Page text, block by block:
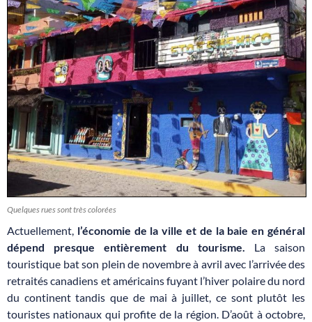
Quelques rues sont très colorées
Actuellement, l’économie de la ville et de la baie en général
dépend presque entièrement du tourisme. La saison
touristique bat son plein de novembre à avril avec l’arrivée des
retraités canadiens et américains fuyant l’hiver polaire du nord
du continent tandis que de mai à juillet, ce sont plutôt les
touristes nationaux qui profite de la région. D’août à octobre,